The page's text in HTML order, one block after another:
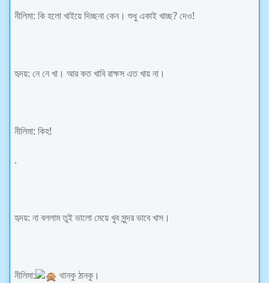
নীলিমা: কি হলো খাইয়ে দিচ্ছনা কেন। শুধু একাই খাচ্ছ? দেও!
হৃদয়: নে নে খা। আর কত খাবি রাক্ষস এত খায় না।
নীলিমা: কিহ!
.
হৃদয়: না বললাম তুই ভালো মেয়ে খুব সুন্দর ভাবে খাস।
নীলিমা: থানকু ঠানকু।